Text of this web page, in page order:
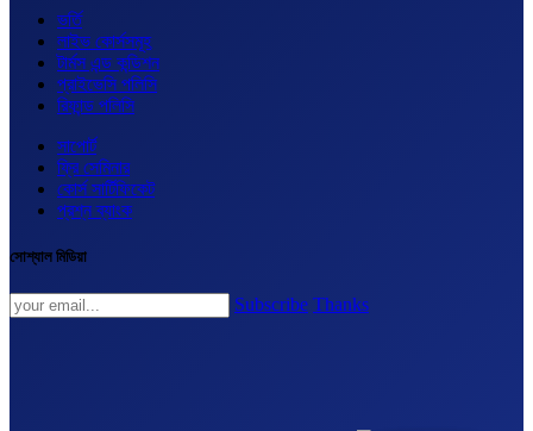
ভর্তি
লাইভ কোর্সসমূহ
টার্মস এন্ড কন্ডিশন
প্রাইভেসি পলিসি
রিফান্ড পলিসি
সাপোর্ট
ফ্রি সেমিনার
কোর্স সার্টিফিকেট
প্রশ্ন ব্যাংক
সোশ্যাল মিডিয়া
Subscribe Thanks